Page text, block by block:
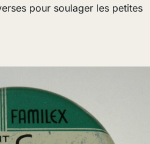
pour soulager les petites